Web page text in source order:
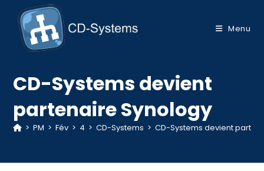
content
Menu
CD-Systems devient
partenaire Synology
> PM > Fév > 4 > CD-Systems > CD-Systems devient